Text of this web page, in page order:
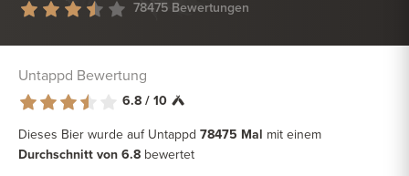
78475 Bewertungen
Untappd Bewertung
6.8 / 10
Dieses Bier wurde auf Untappd 78475 Mal mit einem
Durchschnitt von 6.8 bewertet